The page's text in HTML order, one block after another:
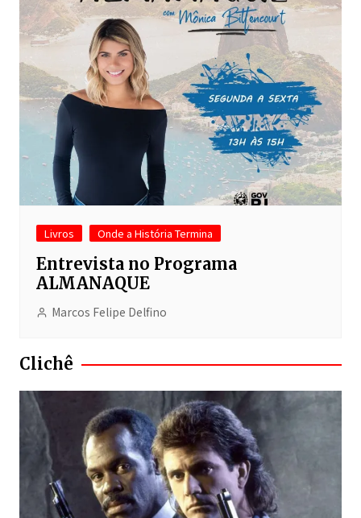
Livros Onde a História Termina
Entrevista no Programa
ALMANAQUE
Marcos Felipe Delfino
Clichê